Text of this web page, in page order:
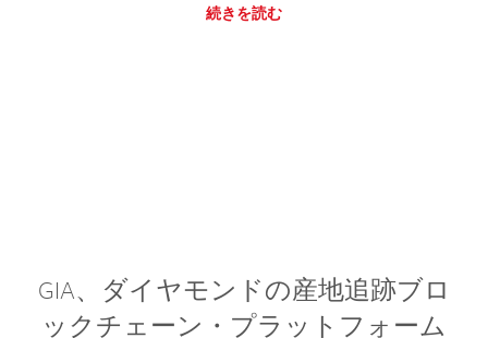
続きを読む
GIA、ダイヤモンドの産地追跡ブロ
ックチェーン・プラットフォーム